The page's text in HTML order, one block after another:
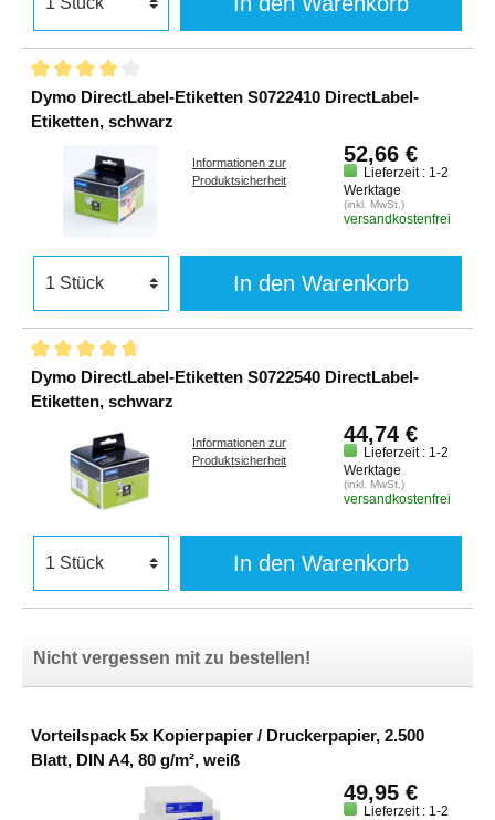
Dymo DirectLabel-Etiketten S0722410 DirectLabel-
Etiketten, schwarz
Informationen zur
Produktsicherheit
52,66 €
Lieferzeit : 1-2
Werktage
(inkl. MwSt.)
versandkostenfrei
In den Warenkorb
Dymo DirectLabel-Etiketten S0722540 DirectLabel-
Etiketten, schwarz
Informationen zur
Produktsicherheit
44,74 €
Lieferzeit : 1-2
Werktage
(inkl. MwSt.)
versandkostenfrei
In den Warenkorb
Nicht vergessen mit zu bestellen!
Vorteilspack 5x Kopierpapier / Druckerpapier, 2.500
Blatt, DIN A4, 80 g/m², weiß
49,95 €
Lieferzeit : 1-2